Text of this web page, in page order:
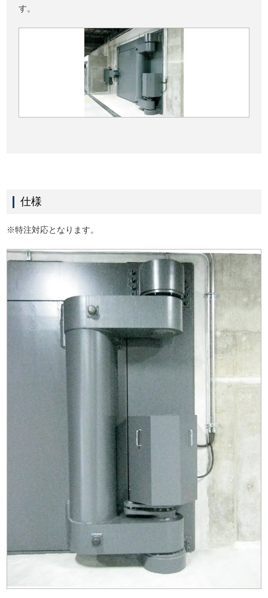
す。
仕様
※特注対応となります。